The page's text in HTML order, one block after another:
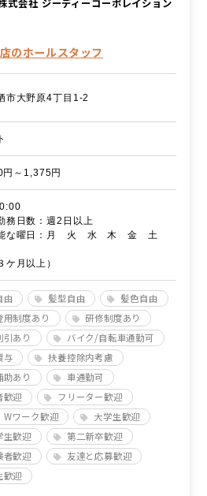
のホールスタッフ
市大野原4丁目1-2
～1,375円
務日数：週2日以上
な曜日：月 火 水 木 金 土
月以上）
由 髪型自由
髪色自由
用制度あり
研修制度あり
引あり
バイク/自転車通勤可
与
扶養控除内考慮
助あり
車通勤可
歓迎
フリーター歓迎
Wワーク歓迎
大学生歓迎
生歓迎
第二新卒歓迎
者歓迎
友達と応募歓迎
歓迎